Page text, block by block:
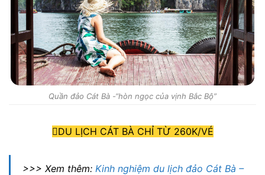
Quần đảo Cát Bà -“hòn ngọc của vịnh Bắc Bộ”
DU LỊCH CÁT BÀ CHỈ TỪ 260K/VÉ
>>> Xem thêm: Kinh nghiệm du lịch đảo Cát Bà –